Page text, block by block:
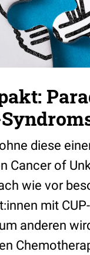
diese
Cancer of
wie vor
mit
anderen